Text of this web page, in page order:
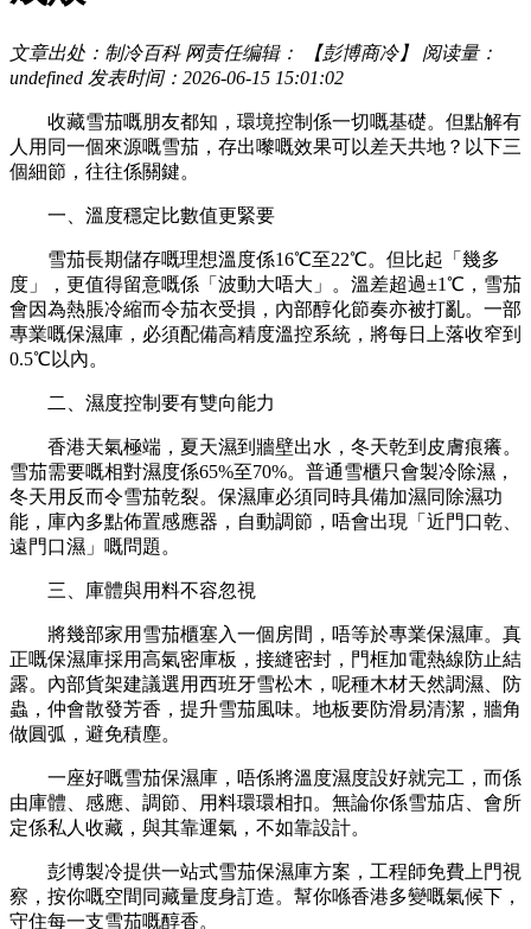
文章出处：制冷百科 网责任编辑： 【彭博商冷】 阅读量：
undefined 发表时间：2026-06-15 15:01:02
收藏雪茄嘅朋友都知，環境控制係一切嘅基礎。但點解有
人用同一個來源嘅雪茄，存出嚟嘅效果可以差天共地？以下三
個細節，往往係關鍵。
一、溫度穩定比數值更緊要
雪茄長期儲存嘅理想溫度係16℃至22℃。但比起「幾多
度」，更值得留意嘅係「波動大唔大」。溫差超過±1℃，雪茄
會因為熱脹冷縮而令茄衣受損，內部醇化節奏亦被打亂。一部
專業嘅保濕庫，必須配備高精度溫控系統，將每日上落收窄到
0.5℃以內。
二、濕度控制要有雙向能力
香港天氣極端，夏天濕到牆壁出水，冬天乾到皮膚痕癢。
雪茄需要嘅相對濕度係65%至70%。普通雪櫃只會製冷除濕，
冬天用反而令雪茄乾裂。保濕庫必須同時具備加濕同除濕功
能，庫內多點佈置感應器，自動調節，唔會出現「近門口乾、
遠門口濕」嘅問題。
三、庫體與用料不容忽視
將幾部家用雪茄櫃塞入一個房間，唔等於專業保濕庫。真
正嘅保濕庫採用高氣密庫板，接縫密封，門框加電熱線防止結
露。內部貨架建議選用西班牙雪松木，呢種木材天然調濕、防
蟲，仲會散發芳香，提升雪茄風味。地板要防滑易清潔，牆角
做圓弧，避免積塵。
一座好嘅雪茄保濕庫，唔係將溫度濕度設好就完工，而係
由庫體、感應、調節、用料環環相扣。無論你係雪茄店、會所
定係私人收藏，與其靠運氣，不如靠設計。
彭博製冷提供一站式雪茄保濕庫方案，工程師免費上門視
察，按你嘅空間同藏量度身訂造。幫你喺香港多變嘅氣候下，
守住每一支雪茄嘅醇香。